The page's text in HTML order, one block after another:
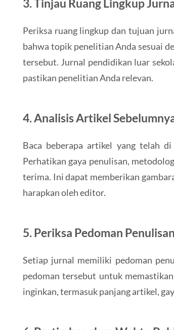
3. Tinjau Ruang Lingkup
Periksa ruang lingkup dan tujuan
bahwa topik penelitian Anda sesuai
tersebut. Jurnal pendidikan luar
pastikan penelitian Anda relevan.
4. Analisis Artikel
Baca beberapa artikel yang telah
Perhatikan gaya penulisan,
terima. Ini dapat memberikan
harapkan oleh editor.
5. Periksa Pedoman Penulisan
Setiap jurnal memiliki pedoman
pedoman tersebut untuk
inginkan, termasuk panjang artikel,